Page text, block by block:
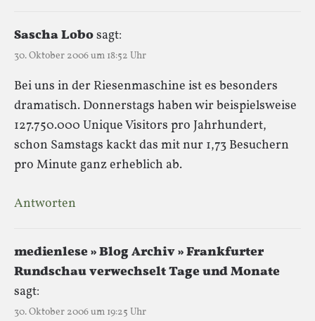
Sascha Lobosagt:
30. Oktober 2006 um 18:52 Uhr
Bei uns in der Riesenmaschine ist es besonders
dramatisch. Donnerstags haben wir beispielsweise
127.750.000 Unique Visitors pro Jahrhundert,
schon Samstags kackt das mit nur 1,73 Besuchern
pro Minute ganz erheblich ab.
Antworten
medienlese » Blog Archiv » Frankfurter
Rundschau verwechselt Tage und Monate
sagt:
30. Oktober 2006 um 19:25 Uhr